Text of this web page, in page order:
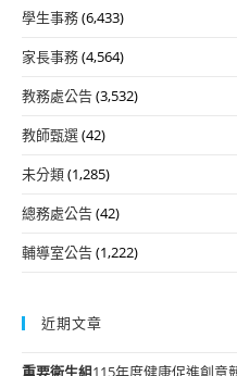
學生事務(6,433)
家長事務(4,564)
教務處公告(3,532)
教師甄選(42)
未分類(1,285)
總務處公告(42)
輔導室公告(1,222)
近期文章
重要衛生組115年度健康促進創意